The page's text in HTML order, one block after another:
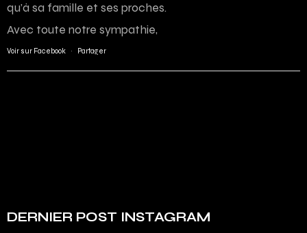
qu’à sa famille et ses proches.
Avec toute notre sympathie,
Voir sur Facebook · Partager
DERNIER POST INSTAGRAM